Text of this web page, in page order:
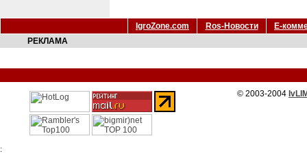
IgroZone.com Ros-Новости
Е-
РЕКЛАМА
© 2003-2004
: